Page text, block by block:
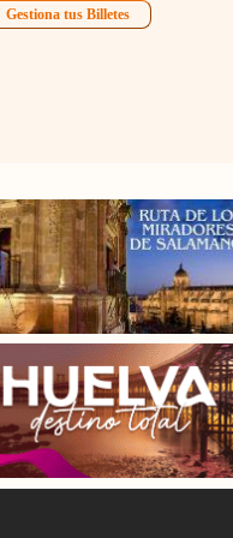
Gestiona tus Billetes